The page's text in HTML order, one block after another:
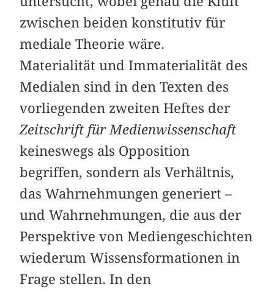
zwischen beiden konstitutiv für
mediale Theorie wäre.
Materialität und Immaterialität des
Medialen sind in den Texten des
vorliegenden zweiten Heftes der
Zeitschrift für Medienwissenschaft
keineswegs als Opposition
begriffen, sondern als Verhältnis,
das Wahrnehmungen generiert –
und Wahrnehmungen, die aus der
Perspektive von Mediengeschichten
wiederum Wissensformationen in
Frage stellen. In den